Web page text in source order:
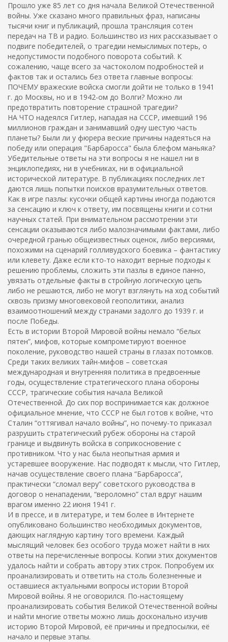
Прошло уже 85 лет со дня начала Великой Отечественной
войны. Уже сказано много правильных фраз, написаны
тысячи книг и публикаций, прошла трансляция сотен
передач на ТВ и радио. Большинство из них рассказывает о
подвиге победителей, о трагедии немыслимых потерь, о
недопустимости подобного поворота событий. К
сожалению, чаще всего за частоколом подробностей и
фактов так и остались без ответа главные вопросы:
ПОЧЕМУ вражеские войска смогли дойти не только в 1941
г. до Москвы, но и в 1942-ом до Волги? Можно ли
предотвратить повторение страшной трагедии?
НА ЧТО надеялся Гитлер, нападая на СССР, имевший 196
миллионов граждан и занимавший одну шестую часть
планеты? Были ли у фюрера веские причины надеяться на
победу или операция "Барбаросса" была блефом маньяка?
Убедительные ответы на эти вопросы я не нашел ни в
энциклопедиях, ни в учебниках, ни в официальной
исторической литературе. В публикациях последних лет
даются лишь попытки поисков вразумительных ответов.
Как в игре пазлы: кусочки общей картины иногда подаются
за сенсацию и ключ к ответу, им посвящены книги и сотни
научных статей. При внимательном рассмотрении эти
сенсации оказываются либо малозначимыми фактами, либо
очередной гранью общеизвестных оценок, либо версиями,
похожими на сценарий голливудского боевика – фантастику
или клевету. Даже если кто-то находит верные подходы к
решению проблемы, сложить эти пазлы в единое панно,
увязать отдельные факты в стройную логическую цепь
либо не решаются, либо не могут взглянуть на ход событий
сквозь призму многовековой геополитики, анализ
взаимоотношений между странами задолго до 1939 г. и
после Победы.
Есть в истории Второй Мировой войны немало “белых
пятен”, мифов, которые компрометируют военное
поколение, руководство нашей страны в глазах потомков.
Среди таких великих тайн-мифов – советская
международная и внутренняя политика в предвоенные
годы, осуществление стратегического плана обороны
СССР, трагические события начала Великой
Отечественной. До сих пор воспринимается как должное
официальное мнение, что СССР не был готов к войне, что
Сталин “оттягивал начало войны”, но почему-то приказал
разрушить стратегический рубеж обороны на старой
границе и выдвинуть войска в соприкосновение с
противником. Что у нас была неопытная армия и
устаревшее вооружение. Нас подводят к мысли, что Гитлер,
начав осуществление своего плана “Барбаросса”,
практически “сломал веру” советского руководства в
договор о ненападении, “вероломно” стал вдруг нашим
врагом именно 22 июня 1941 г.
И в прессе, и в литературе, и тем более в Интернете
опубликовано большинство необходимых документов,
дающих наглядную картину того времени. Каждый
мыслящий человек без особого труда может найти в них
ответы на перечисленные вопросы. Копии этих документов
удалось найти и собрать автору этих строк. Попробуем их
проанализировать и ответить на столь болезненные и
оставшиеся актуальными вопросы истории Второй
Мировой войны. Я не оговорился. По-настоящему
проанализировать события Великой Отечественной войны
и найти многие ответы можно лишь досконально изучив
историю Второй Мировой, её причины и предпосылки, её
начало и первые этапы.